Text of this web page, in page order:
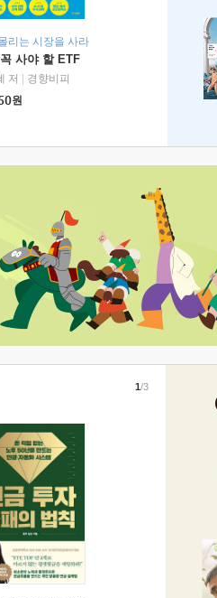
리는 시장을 사라
사야 할 ETF
저
경향비피
원
1/3